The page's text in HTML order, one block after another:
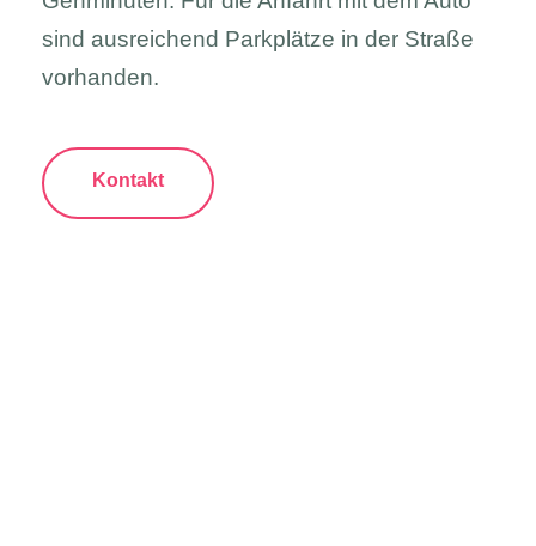
sind ausreichend Parkplätze in der Straße
vorhanden.
Kontakt